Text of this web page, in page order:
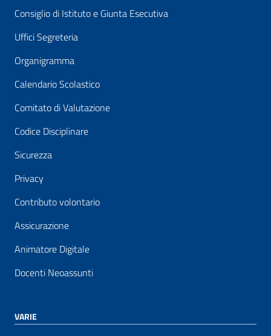
Consiglio di Istituto e Giunta Esecutiva
Uffici Segreteria
Organigramma
Calendario Scolastico
Comitato di Valutazione
Codice Disciplinare
Sicurezza
Privacy
Contributo volontario
Assicurazione
Animatore Digitale
Docenti Neoassunti
VARIE